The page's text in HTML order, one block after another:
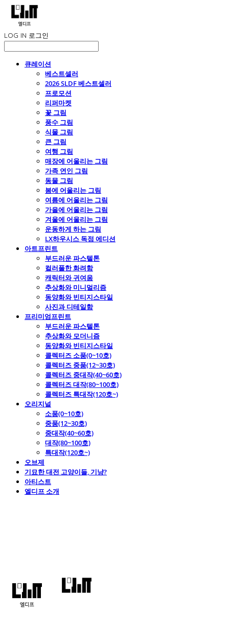
LOG IN 로그인
큐레이션
베스트셀러
2026 SLDF 베스트셀러
프로모션
리퍼마켓
꽃 그림
풍수 그림
식물 그림
큰 그림
여행 그림
매장에 어울리는 그림
가족 연인 그림
동물 그림
봄에 어울리는 그림
여름에 어울리는 그림
가을에 어울리는 그림
겨울에 어울리는 그림
운동하게 하는 그림
LX하우시스 독점 에디션
아트프린트
부드러운 파스텔톤
컬러풀한 화려함
캐릭터와 귀여움
추상화와 미니멀리즘
동양화와 빈티지스타일
사진과 디테일함
프리미엄프린트
부드러운 파스텔톤
추상화와 모더니즘
동양화와 빈티지스타일
콜렉터즈 소품(0~10호)
콜렉터즈 중품(12~30호)
콜렉터즈 중대작(40~60호)
콜렉터즈 대작(80~100호)
콜렉터즈 특대작(120호~)
오리지널
소품(0~10호)
중품(12~30호)
중대작(40~60호)
대작(80~100호)
특대작(120호~)
오브제
기묘한 대전 고양이들, 기냥?
아티스트
엘디프 소개